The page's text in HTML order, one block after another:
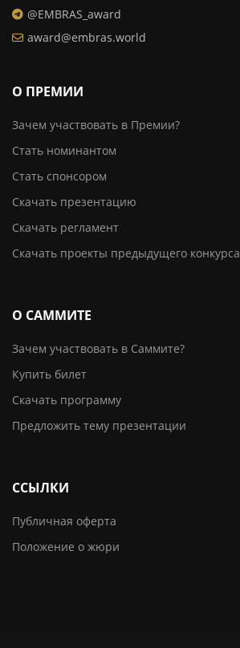
@EMBRAS_award
award@embras.world
О ПРЕМИИ
Зачем участвовать в Премии?
Стать номинантом
Стать спонсором
Скачать презентацию
Скачать регламент
Скачать проекты предыдущего конкурса
О САММИТЕ
Зачем участвовать в Саммите?
Купить билет
Скачать программу
Предложить тему презентации
ССЫЛКИ
Публичная оферта
Положение о жюри